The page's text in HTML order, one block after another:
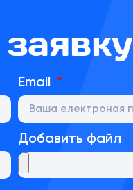
Email
Добавить файл